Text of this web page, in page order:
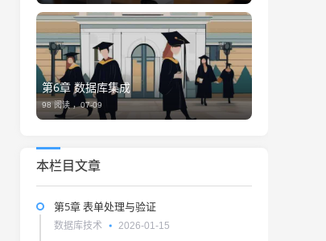
第6章 数据库集成
98 阅读 ，07-09
本栏目文章
第5章 表单处理与验证
数据库技术 2026-01-15